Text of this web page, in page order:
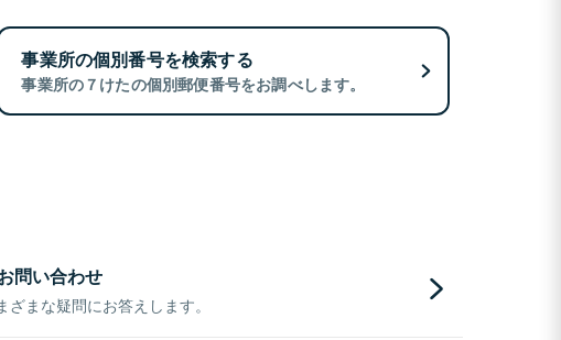
事業所の個別番号を検索する
事業所の７けたの個別郵便番号をお調べします。
問い合わせ
まな疑問にお答えします。